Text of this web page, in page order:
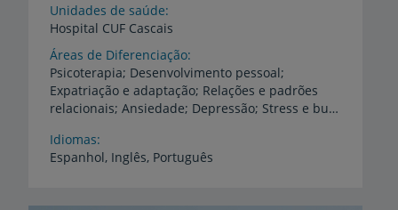
Unidades de saúde
Hospital CUF Cascais
Áreas de Diferenciação
Psicoterapia; Desenvolvimento pessoal;
Expatriação e adaptação; Relações e padrões
relacionais; Ansiedade; Depressão; Stress e burnout; Imagem corporal e comportamento alimentar; Adições; Integração de experiências psicadélicas
Idiomas
Espanhol, Inglês, Português